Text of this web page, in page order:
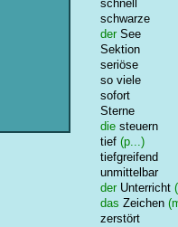
schnell
schwarze
der See
Sektion
seriöse
so viele
sofort
Sterne
die steuern
tief (p...)
tiefgreifend
unmittelbar
der Unterricht
das Zeichen
zerstört